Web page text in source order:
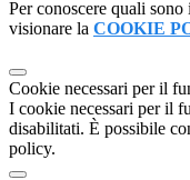
Per conoscere quali
visionare la COOKIE
Cookie necessari per il
I cookie necessari per il
disabilitati. È possibile
policy.